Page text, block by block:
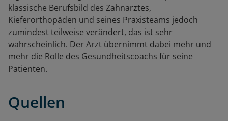
klassische Berufsbild des Zahnarztes,
Kieferorthopäden und seines Praxisteams jedoch
zumindest teilweise verändert, das ist sehr
wahrscheinlich. Der Arzt übernimmt dabei mehr und
mehr die Rolle des Gesundheitscoachs für seine
Patienten.
Quellen